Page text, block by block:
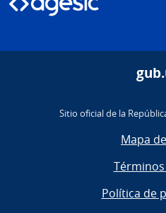
Sitio oficial de la
Mapa
Política de